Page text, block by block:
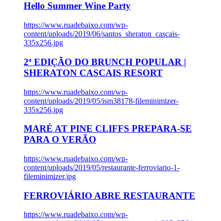
Hello Summer Wine Party
https://www.ruadebaixo.com/wp-
content/uploads/2019/06/santos_sheraton_cascais-
335x256.jpg
2ª EDIÇÃO DO BRUNCH POPULAR |
SHERATON CASCAIS RESORT
https://www.ruadebaixo.com/wp-
content/uploads/2019/05/ism38178-fileminimizer-
335x256.jpg
MARÉ AT PINE CLIFFS PREPARA-SE
PARA O VERÃO
https://www.ruadebaixo.com/wp-
content/uploads/2019/05/restaurante-ferroviario-1-
fileminimizer.jpg
FERROVIÁRIO ABRE RESTAURANTE
https://www.ruadebaixo.com/wp-